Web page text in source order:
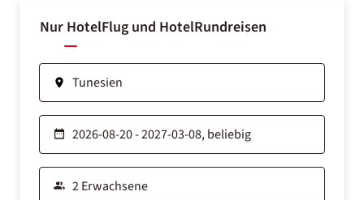
Nur HotelFlug und HotelRundreisen